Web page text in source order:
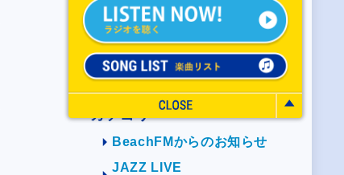
カテゴリー
BeachFMからのお知らせ
JAZZ LIVE